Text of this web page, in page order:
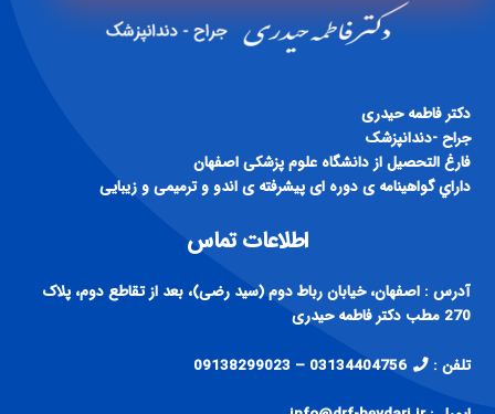
دكتر فاطمه حيدری
جراح -دندانپزشک
فارغ التحصيل از دانشگاه علوم پزشكی اصفهان
داراي گواهينامه ی دوره ای پيشرفته ی اندو و ترميمی و زيبايی
اطلاعات تماس
آدرس : اصفهان، خیابان رباط دوم (سید رضی)، بعد از تقاطع دوم، پلاک
270 مطب دکتر فاطمه حیدری
تلفن : 03134404756 – 09138299023